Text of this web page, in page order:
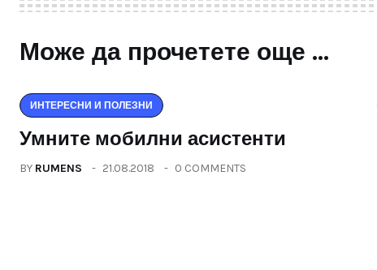
Може да прочетете още ...
ИНТЕРЕСНИ И ПОЛЕЗНИ
Умните мобилни асистенти
BY RUMENS 21.08.2018 0 COMMENTS